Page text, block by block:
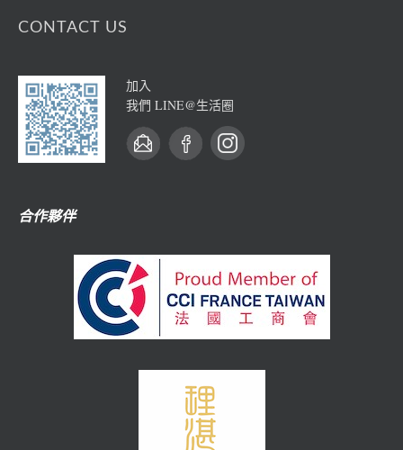
CONTACT US
加入
我們 LINE@生活圈
合作夥伴